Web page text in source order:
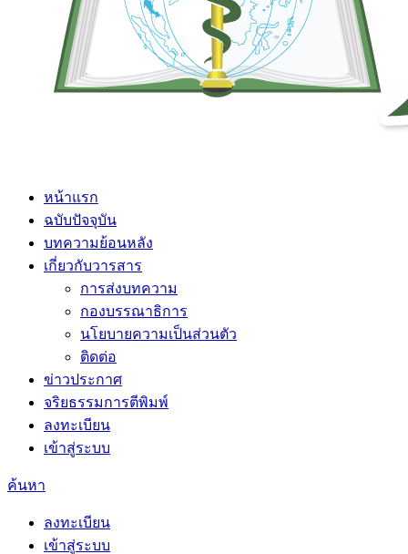
หน้าแรก
ฉบับปัจจุบัน
บทความย้อนหลัง
เกี่ยวกับวารสาร
การส่งบทความ
กองบรรณาธิการ
นโยบายความเป็นส่วนตัว
ติดต่อ
ข่าวประกาศ
จริยธรรมการตีพิมพ์
ลงทะเบียน
เข้าสู่ระบบ
ค้นหา
ลงทะเบียน
เข้าสู่ระบบ